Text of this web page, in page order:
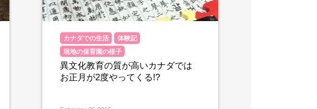
カナダでの生活
体験記
現地の保育園の様子
異文化教育の質が高いカナダでは
お正月が2度やってくる!?